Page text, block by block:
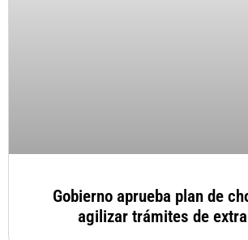
Gobierno aprueba plan de
agilizar trámites de